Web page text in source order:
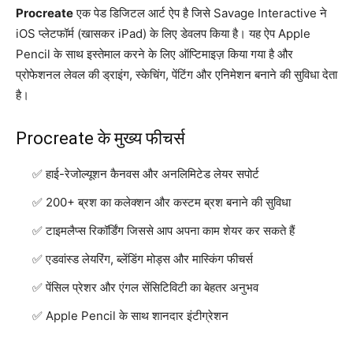
Procreateएक पेड डिजिटल आर्ट ऐप है जिसे Savage Interactive ने
iOS प्लेटफॉर्म (खासकर iPad) के लिए डेवलप किया है। यह ऐप Apple
Pencil के साथ इस्तेमाल करने के लिए ऑप्टिमाइज़ किया गया है और
प्रोफेशनल लेवल की ड्राइंग, स्केचिंग, पेंटिंग और एनिमेशन बनाने की सुविधा देता
है।
Procreate के मुख्य फीचर्स
हाई-रेजोल्यूशन कैनवस और अनलिमिटेड लेयर सपोर्ट
200+ ब्रश का कलेक्शन और कस्टम ब्रश बनाने की सुविधा
टाइमलैप्स रिकॉर्डिंग जिससे आप अपना काम शेयर कर सकते हैं
एडवांस्ड लेयरिंग, ब्लेंडिंग मोड्स और मास्किंग फीचर्स
पेंसिल प्रेशर और एंगल सेंसिटिविटी का बेहतर अनुभव
Apple Pencil के साथ शानदार इंटीग्रेशन